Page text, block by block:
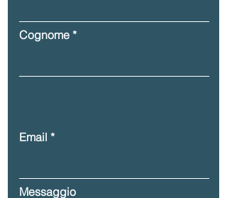
Cognome
Email
Messaggio